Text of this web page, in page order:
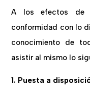
A los efectos de
conformidad con lo
conocimiento de
asistir al mismo lo
1. Puesta a